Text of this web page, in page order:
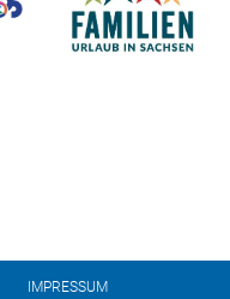
IMPRESSUM